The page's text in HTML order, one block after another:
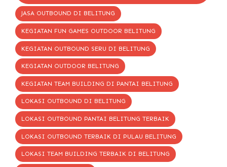
JASA OUTBOUND DI BELITUNG
KEGIATAN FUN GAMES OUTDOOR BELITUNG
KEGIATAN OUTBOUND SERU DI BELITUNG
KEGIATAN OUTDOOR BELITUNG
KEGIATAN TEAM BUILDING DI PANTAI BELITUNG
LOKASI OUTBOUND DI BELITUNG
LOKASI OUTBOUND PANTAI BELITUNG TERBAIK
LOKASI OUTBOUND TERBAIK DI PULAU BELITUNG
LOKASI TEAM BUILDING TERBAIK DI BELITUNG